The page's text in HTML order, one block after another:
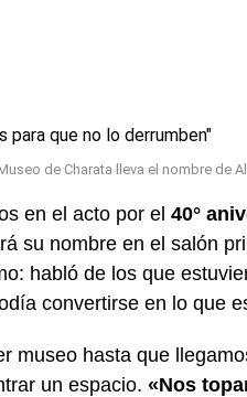
de Charata lleva el nombre de
en el acto por el 40°
su nombre en el salón
habló de los que
convertirse en lo que
museo hasta que
un espacio. «Nos